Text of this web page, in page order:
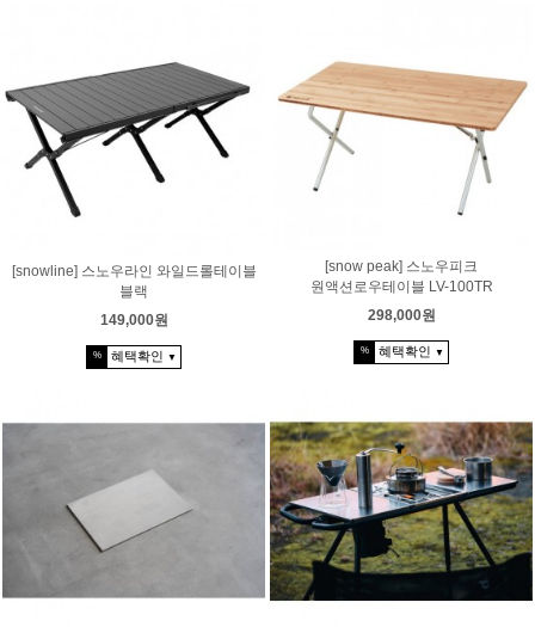
[snowline] 스노우라인 와일드롤테이블
블랙
149,000원
% 혜택확인 ▼
[snow peak] 스노우피크
원액션로우테이블 LV-100TR
298,000원
% 혜택확인 ▼